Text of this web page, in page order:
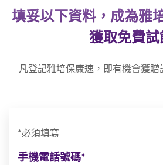
填妥以下資料，成為雅
獲取免費
凡登記雅培保康速，即有機會獲贈
*必須填寫
手機電話號碼*